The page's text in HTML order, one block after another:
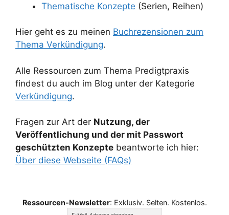
Thematische Konzepte (Serien, Reihen)
Hier geht es zu meinen Buchrezensionen zum
Thema Verkündigung.
Alle Ressourcen zum Thema Predigtpraxis
findest du auch im Blog unter der Kategorie
Verkündigung.
Fragen zur Art der Nutzung, der
Veröffentlichung und der mit Passwort
geschützten Konzepte beantworte ich hier:
Über diese Webseite (FAQs)
Ressourcen-Newsletter: Exklusiv. Selten. Kostenlos.